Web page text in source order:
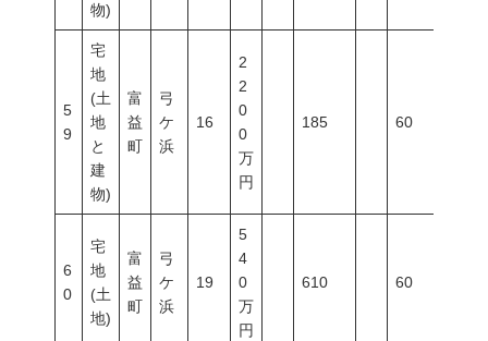
物)
5
9
宅
地
(土
地
と
建
物)
富
益
町
弓
ケ
浜
16
2
2
0
0
万
円
185 60
6
0
宅
地
(土
地)
富
益
町
弓
ケ
浜
19
5
4
0
万
円
610 60